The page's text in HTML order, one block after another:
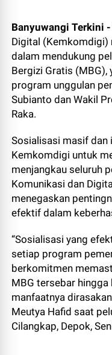
Banyuwangi Terkini -
Digital (Kemkomdigi)
dalam mendukung
Bergizi Gratis (MBG),
program unggulan
Subianto dan Wakil
Raka.
Sosialisasi masif
Kemkomdigi untuk
menjangkau seluruh
Komunikasi dan
menegaskan
efektif dalam
“Sosialisasi yang
setiap program
berkomitmen
MBG tersebar
manfaatnya
Meutya Hafid saat
Cilangkap, Depok,